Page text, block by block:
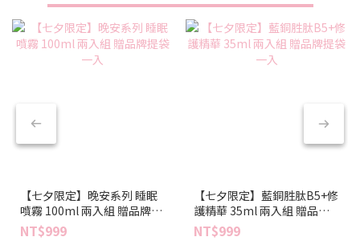
【七夕限定】晚安系列 睡眠
噴霧 100ml 兩入組 贈品牌提
袋一入
NT$999
【七夕限定】藍銅胜肽B5+修
護精華 35ml 兩入組 贈品牌
提袋一入
NT$999